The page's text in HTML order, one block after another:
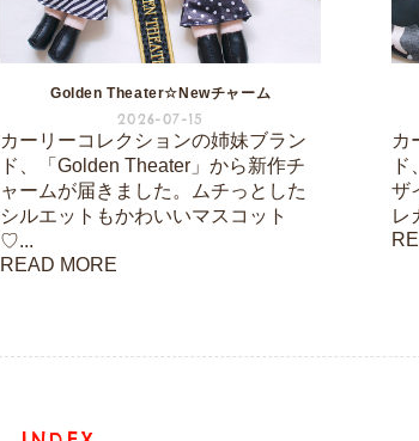
Golden Theater☆Newチャーム
2026-07-15
カーリーコレクションの姉妹ブラン
ド、「Golden Theater」から新作チ
ャームが届きました。ムチっとした
シルエットもかわいいマスコット
♡...
READ MORE
カ
ザ
レ